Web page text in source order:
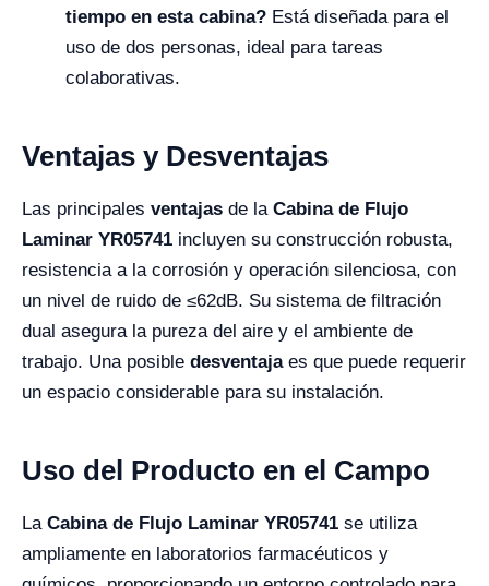
tiempo en esta cabina? Está diseñada para el
uso de dos personas, ideal para tareas
colaborativas.
Ventajas y Desventajas
Las principales ventajas de la Cabina de Flujo
Laminar YR05741 incluyen su construcción robusta,
resistencia a la corrosión y operación silenciosa, con
un nivel de ruido de ≤62dB. Su sistema de filtración
dual asegura la pureza del aire y el ambiente de
trabajo. Una posible desventajaes que puede requerir
un espacio considerable para su instalación.
Uso del Producto en el Campo
La Cabina de Flujo Laminar YR05741 se utiliza
ampliamente en laboratorios farmacéuticos y